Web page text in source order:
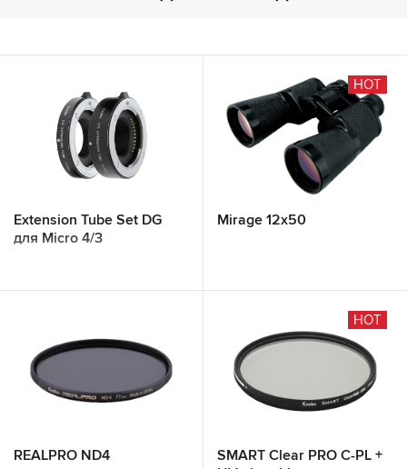
Extension Tube Set DG
для Micro 4/3
Mirage 12x50
HOT
REALPRO ND4
SMART Clear PRO C-PL +
HOT